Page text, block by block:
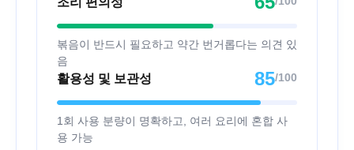
볶음이 반드시 필요하고 약간 번거롭다는 의견 있
음
활용성 및 보관성 85/100
1회 사용 분량이 명확하고, 여러 요리에 혼합 사
용 가능